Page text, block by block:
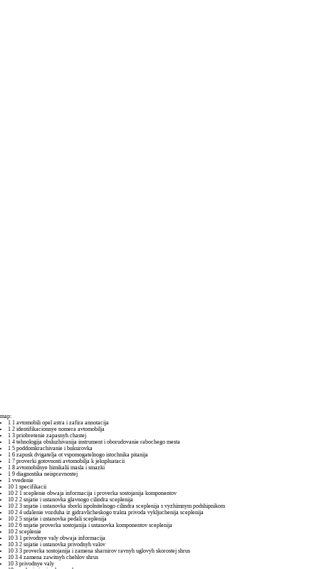
map:
1 1 avtomobili opel astra i zafira annotacija
1 2 identifikacionnye nomera avtomobilja
1 3 priobretenie zapasnyh chastej
1 4 tehnologija obsluzhivanija instrument i oborudovanie rabochego mesta
1 5 poddomkrachivanie i buksirovka
1 6 zapusk dvigatelja ot vspomogatelnogo istochnika pitanija
1 7 proverki gotovnosti avtomobilja k jekspluatacii
1 8 avtomobilnye himikalii masla i smazki
1 9 diagnostika neispravnostej
1 vvedenie
10 1 specifikacii
10 2 1 sceplenie obwaja informacija i proverka sostojanija komponentov
10 2 2 snjatie i ustanovka glavnogo cilindra sceplenija
10 2 3 snjatie i ustanovka sborki ispolnitelnogo cilindra sceplenija s vyzhimnym podshipnikom
10 2 4 udalenie vozduha iz gidravlicheskogo trakta privoda vykljuchenija sceplenija
10 2 5 snjatie i ustanovka pedali sceplenija
10 2 6 snjatie proverka sostojanija i ustanovka komponentov sceplenija
10 2 sceplenie
10 3 1 privodnye valy obwaja informacija
10 3 2 snjatie i ustanovka privodnyh valov
10 3 3 proverka sostojanija i zamena sharnirov ravnyh uglovyh skorostej shrus
10 3 4 zamena zawitnyh chehlov shrus
10 3 privodnye valy